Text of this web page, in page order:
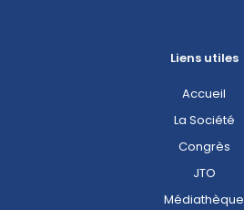
Liens utiles
Accueil
La Société
Congrès
JTO
Médiathèque